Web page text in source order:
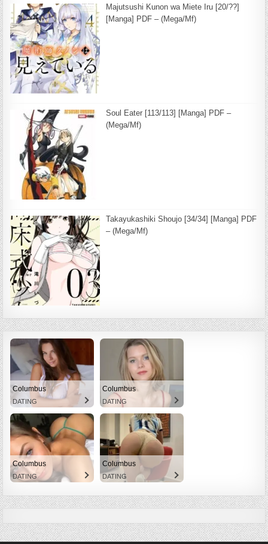
Majutsushi Kunon wa Miete Iru [20/??]
[Manga] PDF – (Mega/Mf)
Soul Eater [113/113] [Manga] PDF –
(Mega/Mf)
Takayukashiki Shoujo [34/34] [Manga] PDF
– (Mega/Mf)
Columbus
DATING
Columbus
DATING
Columbus
DATING
Columbus
DATING